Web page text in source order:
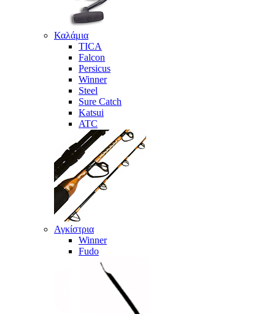
Καλάμια
TICA
Falcon
Persicus
Winner
Steel
Sure Catch
Katsui
ATC
Αγκίστρια
Winner
Fudo